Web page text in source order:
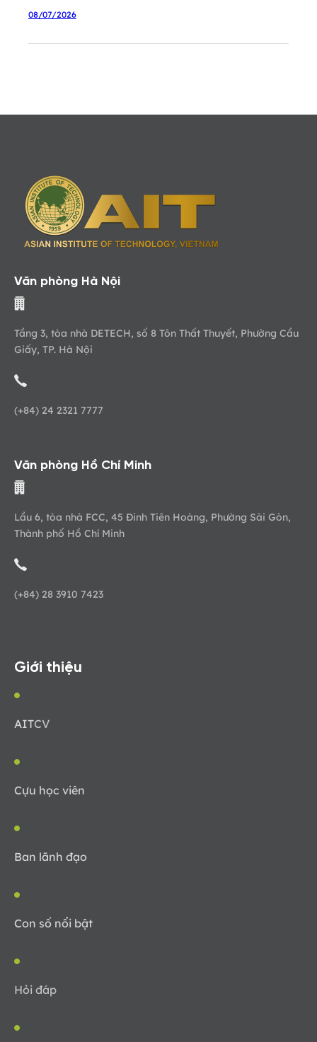
08/07/2026
Văn phòng Hà Nội
Tầng 3, tòa nhà DETECH, số 8 Tôn Thất Thuyết, Phường Cầu
Giấy, TP. Hà Nội
(+84) 24 2321 7777
Văn phòng Hồ Chí Minh
Lầu 6, tòa nhà FCC, 45 Đinh Tiên Hoàng, Phường Sài Gòn,
Thành phố Hồ Chí Minh
(+84) 28 3910 7423
Giới thiệu
AITCV
Cựu học viên
Ban lãnh đạo
Con số nổi bật
Hỏi đáp